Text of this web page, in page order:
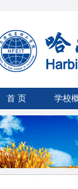
首 页 学校